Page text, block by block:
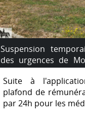
Suspension
des urgences de
une pénurie
remplaçants. du 4
2023.
Suite à
plafond de
par 24h pour les